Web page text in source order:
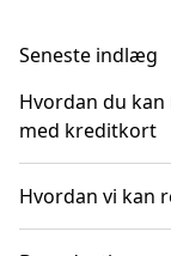
Seneste indlæg
Hvordan du
med kreditkort
Hvordan vi kan